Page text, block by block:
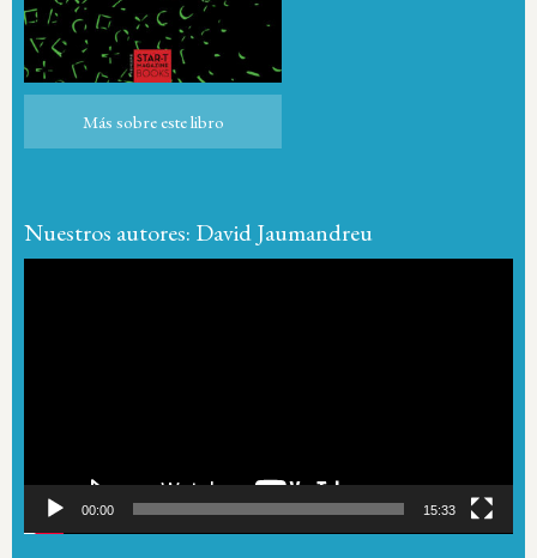
Más sobre este libro
Nuestros autores: David Jaumandreu
00:00 15:33